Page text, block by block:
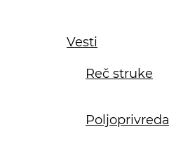
Vesti
Reč struke
Poljoprivreda